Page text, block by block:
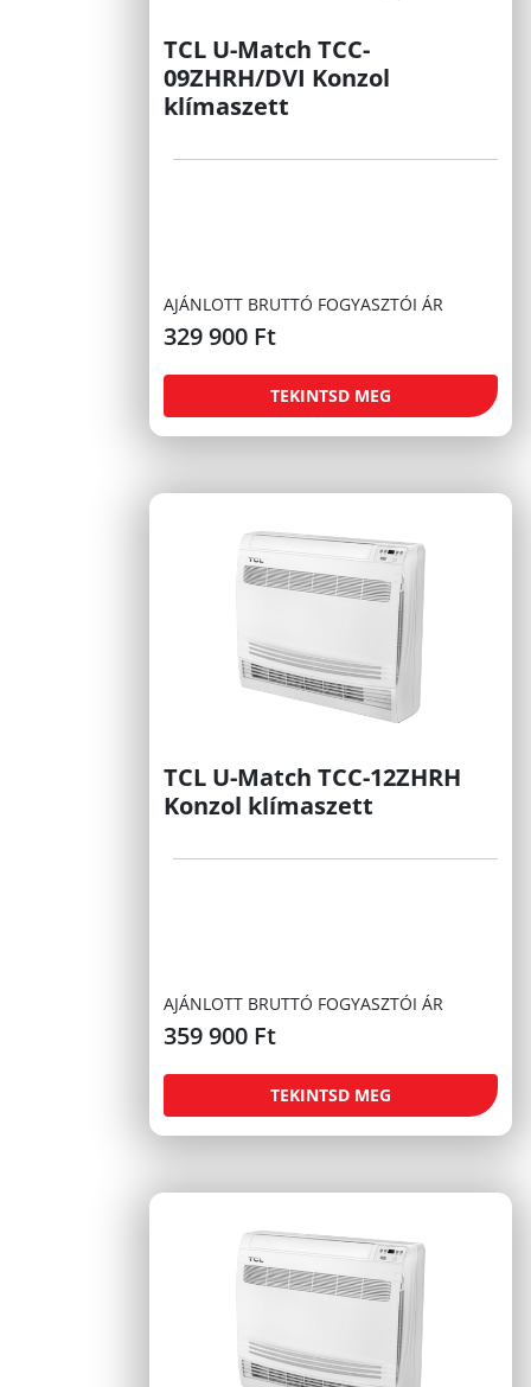
TCL U-Match TCC-
09ZHRH/DVI Konzol
klímaszett
AJÁNLOTT BRUTTÓ FOGYASZTÓI ÁR
329 900 Ft
TEKINTSD MEG
TCL U-Match TCC-12ZHRH
Konzol klímaszett
AJÁNLOTT BRUTTÓ FOGYASZTÓI ÁR
359 900 Ft
TEKINTSD MEG